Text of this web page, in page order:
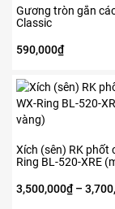
Gương tròn gắn
Classic
590,000₫
Xích (sên) RK phốt
Ring BL-520-XRE
3,500,000₫ –
Sản
phẩm
này
nhiều
biến
Các